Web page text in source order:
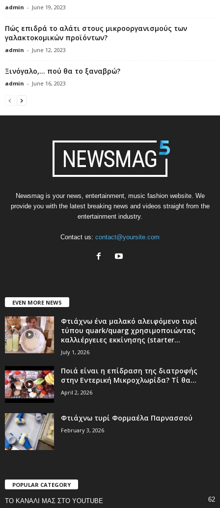
admin - June 19, 2023
Πώς επιδρά το αλάτι στους μικροοργανισμούς των
γαλακτοκομικών προϊόντων?
admin - June 12, 2023
Ξινόγαλο,… πού θα το ξαναβρώ?
admin - June 16, 2023
Newsmag is your news, entertainment, music fashion website. We
provide you with the latest breaking news and videos straight from the
entertainment industry.
Contact us: contact@yoursite.com
EVEN MORE NEWS
Φτιάχνω ένα μαλακό αλειφόμενο τυρί
τύπου quark/quarg χρησιμοποιώντας
καλλιέργειες εκκίνησης (starter...
July 1, 2026
Ποιά είναι η επίδραση της διατροφής
στην Εντερική Μικροχλωρίδα? Τί θα...
April 2, 2026
Φτιάχνω τυρί Φορμαέλα Παρνασσού
February 3, 2026
POPULAR CATEGORY
ΤΟ ΚΑΝΑΛΙ ΜΑΣ ΣΤΟ YOUTUBE 62